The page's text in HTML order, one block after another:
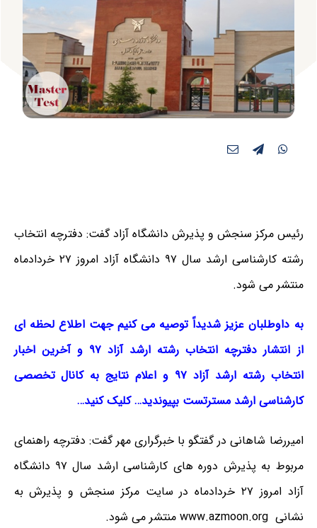
رئیس مرکز سنجش و پذیرش دانشگاه آزاد گفت: دفترچه انتخاب
رشته کارشناسی ارشد سال ۹۷ دانشگاه آزاد
امروز ۲۷ خردادماه
منتشر می شود.
به داوطلبان عزیز شدیداً توصیه می کنیم جهت اطلاع لحظه ای
از انتشار دفترچه انتخاب رشته ارشد آزاد ۹۷ و آخرین اخبار
انتخاب رشته ارشد آزاد ۹۷ و اعلام نتایج به کانال تخصصی
کارشناسی ارشد مسترتست بپیوندید… کلیک کنید…
امیررضا شاهانی در گفتگو با خبرگراری مهر گفت: دفترچه راهنمای
مربوط به پذیرش دوره های کارشناسی ارشد سال ۹۷ دانشگاه
آزاد امروز ۲۷ خردادماه در سایت مرکز سنجش و پذیرش به
نشانی www.azmoon.org منتشر می شود.